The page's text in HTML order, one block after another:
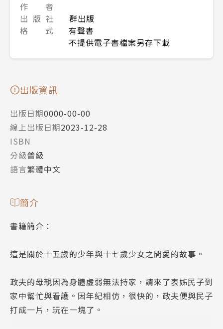
作 者
出 版 社
群出版
格 式
有聲書
不提供電子書檔案另存下載
出版資訊
出版日期0000-00-00
線上出版日期2023-12-28
ISBN
分級普級
語言繁體中文
簡介
書籍簡介：
這是關於十五歲的少年與十七歲少女之間愛的故事。
政夫的母親因為身體虛弱無法持家，請來了表姊民子到
家中幫忙與看護。因年紀相仿，很快的，政夫便與民子
打成一片，玩在一塊了。